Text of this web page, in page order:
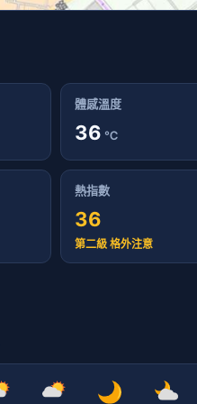
體感溫度
36 ℃
熱指數
36
第二級 格外注意